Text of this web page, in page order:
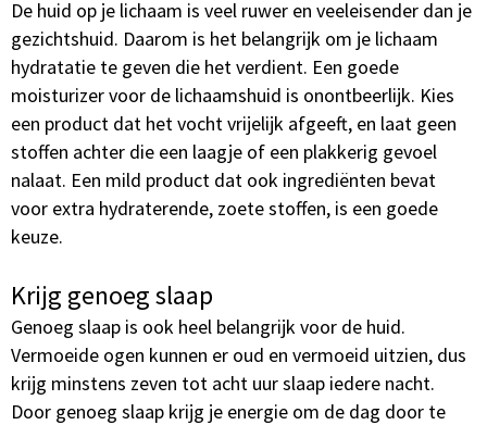
De huid op je lichaam is veel ruwer en veeleisender dan je
gezichtshuid. Daarom is het belangrijk om je lichaam
hydratatie te geven die het verdient. Een goede
moisturizer voor de lichaamshuid is onontbeerlijk. Kies
een product dat het vocht vrijelijk afgeeft, en laat geen
stoffen achter die een laagje of een plakkerig gevoel
nalaat. Een mild product dat ook ingrediënten bevat
voor extra hydraterende, zoete stoffen, is een goede
keuze.
Krijg genoeg slaap
Genoeg slaap is ook heel belangrijk voor de huid.
Vermoeide ogen kunnen er oud en vermoeid uitzien, dus
krijg minstens zeven tot acht uur slaap iedere nacht.
Door genoeg slaap krijg je energie om de dag door te